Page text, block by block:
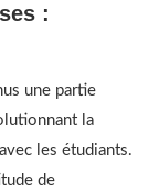
:
une partie
la
les étudiants.
de